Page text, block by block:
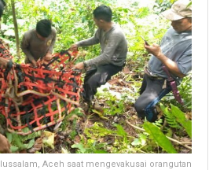
Aceh saat mengevakusai orangutan